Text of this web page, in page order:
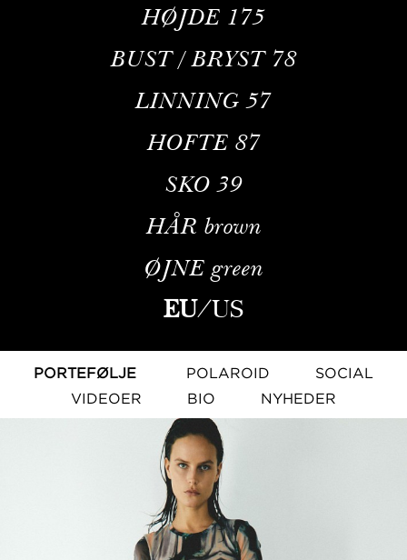
HØJDE 175
BUST / BRYST 78
LINNING 57
HOFTE 87
SKO 39
HÅR brown
ØJNE green
EU/US
PORTEFØLJE POLAROID
SOCIAL
VIDEOER
BIO NYHEDER